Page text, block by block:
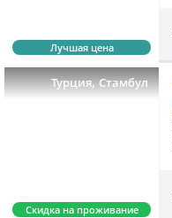
Лучшая цена
Турция,Стамбул
Скидка на проживание